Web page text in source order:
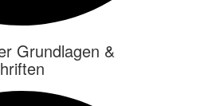
Grundlagen &